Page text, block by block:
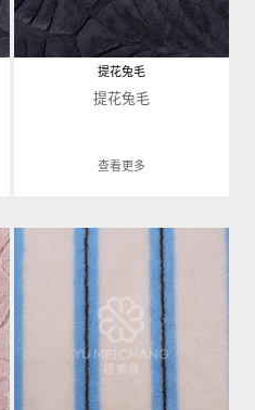
提花兔毛
提花兔毛
查看更多